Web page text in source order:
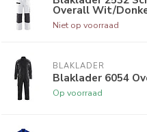
Overall Wit/
Niet op voorraad
BLAKLADER
Blaklader 6054
Op voorraad